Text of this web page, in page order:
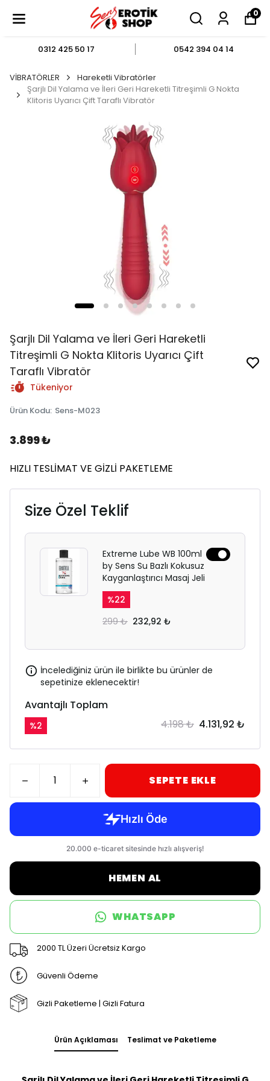
0
0312 425 50 17 0542 394 04 14
VİBRATÖRLER
Hareketli Vibratörler
Şarjlı Dil Yalama ve İleri Geri Hareketli Titreşimli G Nokta
Klitoris Uyarıcı Çift Taraflı Vibratör
Şarjlı Dil Yalama ve İleri Geri Hareketli
Titreşimli G Nokta Klitoris Uyarıcı Çift
Taraflı Vibratör
Tükeniyor
Ürün Kodu: Sens-M023
3.899 ₺
HIZLI TESLİMAT VE GİZLİ PAKETLEME
Size Özel Teklif
Extreme Lube WB 100ml
by Sens Su Bazlı Kokusuz
Kayganlaştırıcı Masaj Jeli
%22
299 ₺ 232,92 ₺
İncelediğiniz ürün ile birlikte bu ürünler de
sepetinize eklenecektir!
Avantajlı Toplam
%2 4.198 ₺ 4.131,92 ₺
SEPETE EKLE
HEMEN AL
WHATSAPP
2000 TL Üzeri Ücretsiz Kargo
Güvenli Ödeme
Gizli Paketleme | Gizli Fatura
Ürün Açıklaması Teslimat ve Paketleme